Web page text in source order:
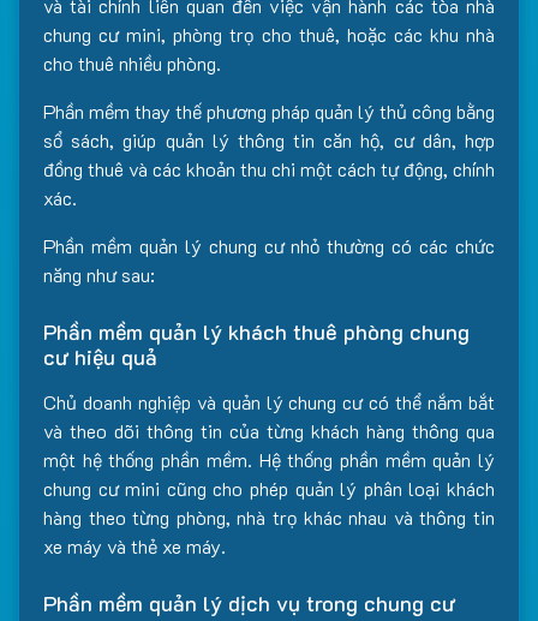
và tài chính liên quan đến việc vận hành các tòa nhà
chung cư mini, phòng trọ cho thuê, hoặc các khu nhà
cho thuê nhiều phòng.
Phần mềm thay thế phương pháp quản lý thủ công bằng
sổ sách, giúp quản lý thông tin căn hộ, cư dân, hợp
đồng thuê và các khoản thu chi một cách tự động, chính
xác.
Phần mềm quản lý chung cư nhỏ thường có các chức
năng như sau:
Phần mềm quản lý khách thuê phòng chung
cư hiệu quả
Chủ doanh nghiệp và quản lý chung cư có thể nắm bắt
và theo dõi thông tin của từng khách hàng thông qua
một hệ thống phần mềm. Hệ thống phần mềm quản lý
chung cư mini cũng cho phép quản lý phân loại khách
hàng theo từng phòng, nhà trọ khác nhau và thông tin
xe máy và thẻ xe máy.
Phần mềm quản lý dịch vụ trong chung cư